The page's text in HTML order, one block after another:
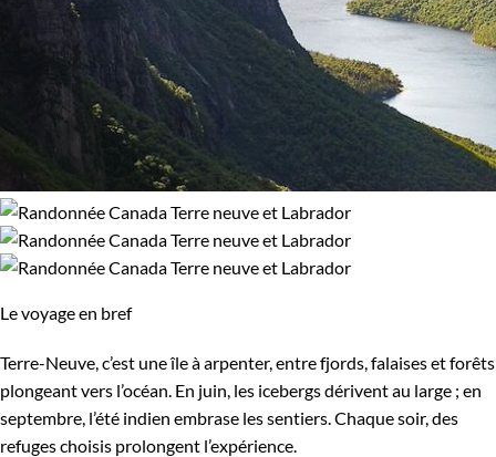
Le voyage en bref
Terre-Neuve, c’est une île à arpenter, entre fjords, falaises et forêts
plongeant vers l’océan. En juin, les icebergs dérivent au large ; en
septembre, l’été indien embrase les sentiers. Chaque soir, des
refuges choisis prolongent l’expérience.